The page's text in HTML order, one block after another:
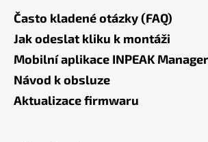
Často kladené otázky (FAQ)
Jak odeslat kliku k montáži
Mobilní aplikace INPEAK Manager
Návod k obsluze
Aktualizace firmwaru